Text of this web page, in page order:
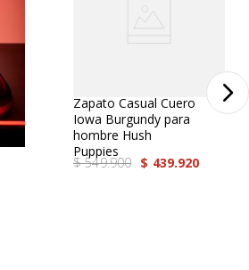
Zapato Casual Cuero
Iowa Burgundy para
hombre Hush
Puppies
$ 549.900 $ 439.920